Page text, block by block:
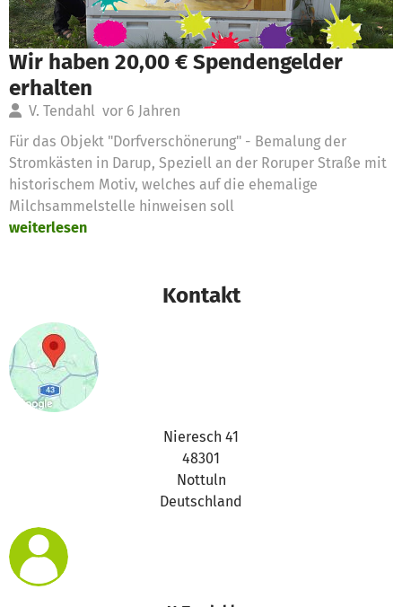
Wir haben 20,00 € Spendengelder
erhalten
V. Tendahl vor 6 Jahren
Für das Objekt "Dorfverschönerung" - Bemalung der
Stromkästen in Darup, Speziell an der Roruper Straße mit
historischem Motiv, welches auf die ehemalige
Milchsammelstelle hinweisen soll
weiterlesen
Kontakt
Nieresch 41
48301
Nottuln
Deutschland